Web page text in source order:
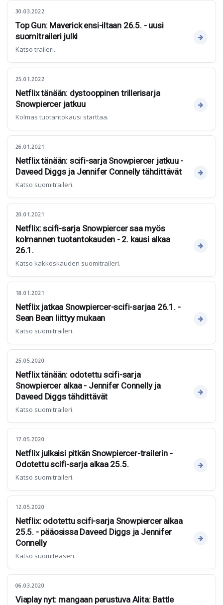
30.03.2022
Top Gun: Maverick ensi-iltaan 26.5. - uusi
suomitraileri julki
Katso traileri.
25.01.2022
Netflix tänään: dystooppinen trillerisarja
Snowpiercer jatkuu
Kolmas tuotantokausi starttaa.
26.01.2021
Netflix tänään: scifi-sarja Snowpiercer jatkuu -
Daveed Diggs ja Jennifer Connelly tähdittävät
Katso suomitraileri.
20.01.2021
Netflix: scifi-sarja Snowpiercer saa myös
kolmannen tuotantokauden - 2. kausi alkaa
26.1.
Katso kakkoskauden suomitraileri.
18.01.2021
Netflix jatkaa Snowpiercer-scifi-sarjaa 26.1. -
Sean Bean liittyy mukaan
Katso suomitraileri.
25.05.2020
Netflix tänään: odotettu scifi-sarja
Snowpiercer alkaa - Jennifer Connelly ja
Daveed Diggs tähdittävät
Katso suomitraileri.
17.05.2020
Netflix julkaisi pitkän Snowpiercer-trailerin -
Odotettu scifi-sarja alkaa 25.5.
Katso suomitraileri.
12.05.2020
Netflix: odotettu scifi-sarja Snowpiercer alkaa
25.5. - pääosissa Daveed Diggs ja Jennifer
Connelly
Katso suomiteaseri.
06.03.2020
Viaplay nyt: mangaan perustuva Alita: Battle